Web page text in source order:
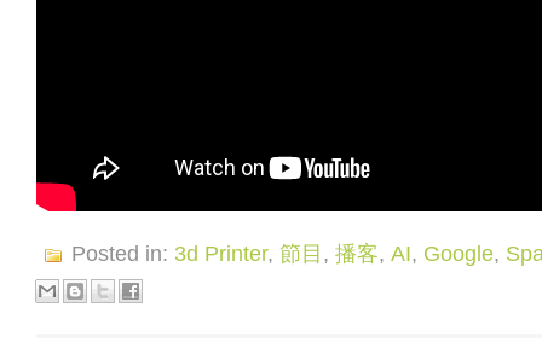
Posted in: 3d Printer, 節目, 播客, AI, Google,